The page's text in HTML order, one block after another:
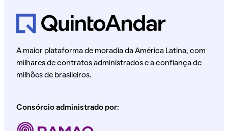
A maior plataforma de moradia da América Latina, com
milhares de contratos administrados e a confiança de
milhões de brasileiros.
Consórcio administrado por: